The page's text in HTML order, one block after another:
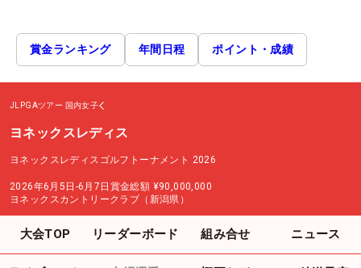
賞金ランキング 年間日程 ポイント・成績
JLPGAツアー 国内女子
ヨネックスレディス
ヨネックスレディスゴルフトーナメント 2026
2026年6月5日-6月7日 賞金総額 ¥90,000,000
ヨネックスカントリークラブ（新潟県）
大会TOP リーダーボード 組み合せ ニュース